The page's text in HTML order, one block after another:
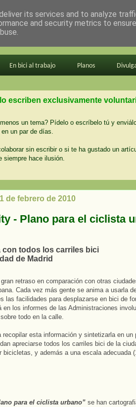
En bici al trabajo Planos
escriben exclusivamente
un tema? Pídelo o escríbelo tú y
un par de días.
sin escribir o si te ha gustado un
siempre hace ilusión.
de febrero de 2010
- Plano para el ciclista
con todos los carriles bici
de Madrid
retraso en comparación con otras
Cada vez más gente se anima a usarla
las facilidades para desplazarse en bici de
en los informes de las Administraciones
todo en la calle.
recopilar esta información y sintetizarla en
apreciarse todos los carriles bici de la
bicicletas, y además a una escala adecuada
para el ciclista urbano” se han
its services and to analyze
and security metrics to